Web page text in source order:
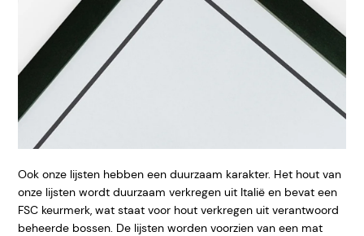
Ook onze lijsten hebben een duurzaam karakter. Het hout van
onze lijsten wordt duurzaam verkregen uit Italië en bevat een
FSC keurmerk, wat staat voor hout verkregen uit verantwoord
beheerde bossen. De lijsten worden voorzien van een mat